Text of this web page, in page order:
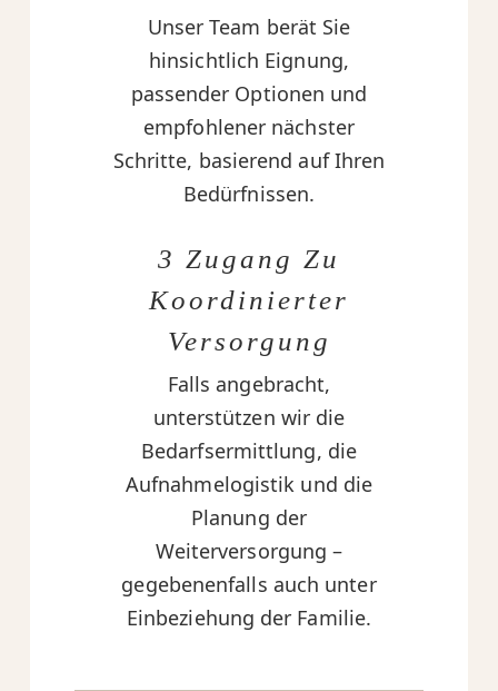
Unser Team berät Sie
hinsichtlich Eignung,
passender Optionen und
empfohlener nächster
Schritte, basierend auf Ihren
Bedürfnissen.
3 Zugang Zu
Koordinierter
Versorgung
Falls angebracht,
unterstützen wir die
Bedarfsermittlung, die
Aufnahmelogistik und die
Planung der
Weiterversorgung –
gegebenenfalls auch unter
Einbeziehung der Familie.